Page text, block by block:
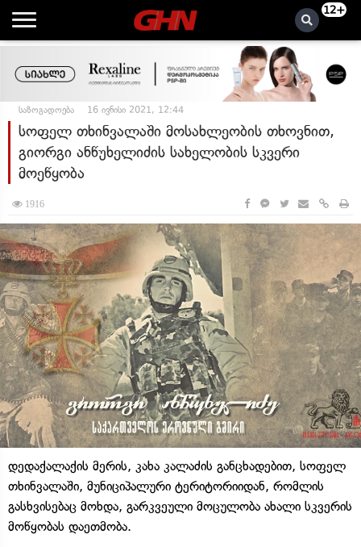
12+
საზოგადოება 16 ივნისი 2021, 12:44
სოფელ თხინვალაში მოსახლეობის თხოვნით,
გიორგი ანწუხელიძის სახელობის სკვერი
მოეწყობა
1916
დედაქალაქის მერის, კახა კალაძის განცხადებით, სოფელ
თხინვალაში, მუნიციპალური ტერიტორიიდან, რომლის
გასხვისებაც მოხდა, გარკვეული მოცულობა ახალი სკვერის
მოწყობას დაეთმობა.